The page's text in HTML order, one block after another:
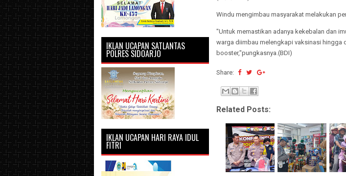
Windu mengimbau masyarakat melakukan
"Untuk memastikan adanya kekebalan dan
warga diimbau melengkapi vaksinasi hingga
booster,"pungkasnya.(BDI)
Share:
Related Posts:
IKLAN UCAPAN SATLANTAS
POLRES SIDOARJO
IKLAN UCAPAN HARI RAYA IDUL
FITRI